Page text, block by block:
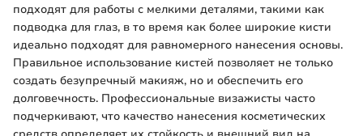
подходят для работы с мелкими деталями, такими как
подводка для глаз, в то время как более широкие кисти
идеально подходят для равномерного нанесения основы.
Правильное использование кистей позволяет не только
создать безупречный макияж, но и обеспечить его
долговечность. Профессиональные визажисты часто
подчеркивают, что качество нанесения косметических